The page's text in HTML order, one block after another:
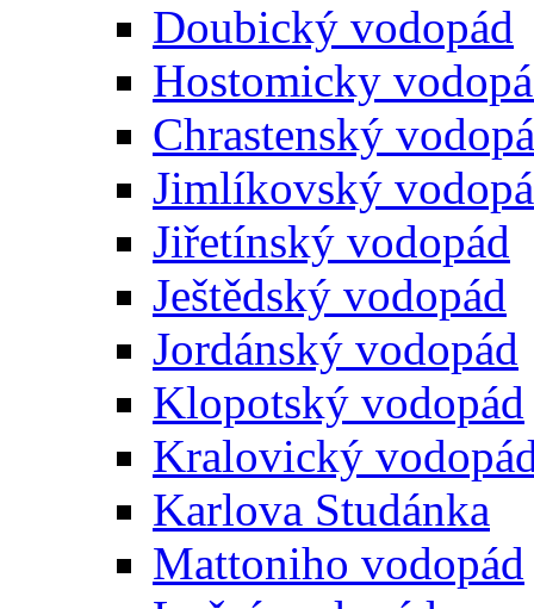
Doubický vodopád
Hostomicky
Chrastenský
Jimlíkovský
Jiřetínský vodopád
Ještědský vodopád
Jordánský vodopád
Klopotský vodopád
Kralovický
Karlova Studánka
Mattoniho vodopád